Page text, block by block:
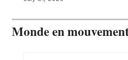
Monde en